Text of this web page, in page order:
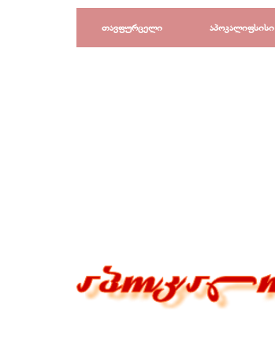
Перейти к контенту
თავფურცელი აპოკალიფსისი